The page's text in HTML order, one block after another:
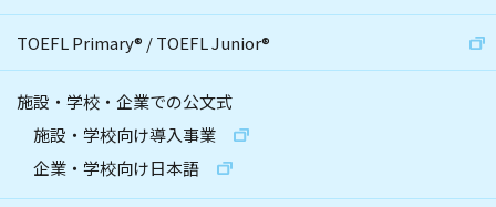
TOEFL Primary® /TOEFL Junior®
施設・学校・企業での公文式
施設・学校向け導入事業
企業・学校向け日本語